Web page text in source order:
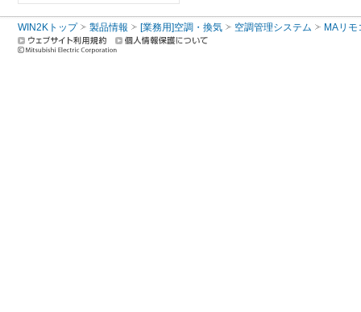
WIN2Kトップ 製品情報 [業務用]空調・換気 空調管理システム MAリモ